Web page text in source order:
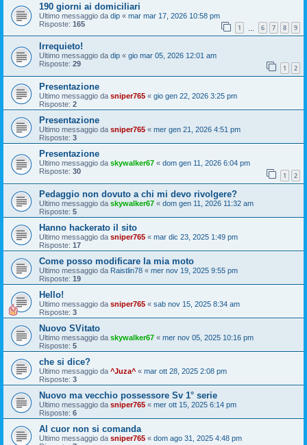
190 giorni ai domiciliari
Ultimo messaggio da dip « mar mar 17, 2026 10:58 pm
Risposte: 165 1 6 7 8 9
Irrequieto!
Ultimo messaggio da dip « gio mar 05, 2026 12:01 am
Risposte: 29 1 2
Presentazione
Ultimo messaggio da sniper765 « gio gen 22, 2026 3:25 pm
Risposte: 2
Presentazione
Ultimo messaggio da sniper765 « mer gen 21, 2026 4:51 pm
Risposte: 3
Presentazione
Ultimo messaggio da skywalker67 « dom gen 11, 2026 6:04 pm
Risposte: 30 1 2
Pedaggio non dovuto a chi mi devo rivolgere?
Ultimo messaggio da skywalker67 « dom gen 11, 2026 11:32 am
Risposte: 5
Hanno hackerato il sito
Ultimo messaggio da sniper765 « mar dic 23, 2025 1:49 pm
Risposte: 17
Come posso modificare la mia moto
Ultimo messaggio da Raistlin78 « mer nov 19, 2025 9:55 pm
Risposte: 19
Hello!
Ultimo messaggio da sniper765 « sab nov 15, 2025 8:34 am
Risposte: 3
Nuovo SVitato
Ultimo messaggio da skywalker67 « mer nov 05, 2025 10:16 pm
Risposte: 5
che si dice?
Ultimo messaggio da ^Juza^ « mar ott 28, 2025 2:08 pm
Risposte: 3
Nuovo ma vecchio possessore Sv 1° serie
Ultimo messaggio da sniper765 « mer ott 15, 2025 6:14 pm
Risposte: 6
Al cuor non si comanda
Ultimo messaggio da sniper765 « dom ago 31, 2025 4:48 pm